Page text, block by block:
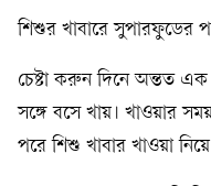
শিশুর খাবারে সুপারফুডের
চেষ্টা করুন দিনে অন্তত এক
সঙ্গে বসে খায়। খাওয়ার
পরে শিশু খাবার খাওয়া